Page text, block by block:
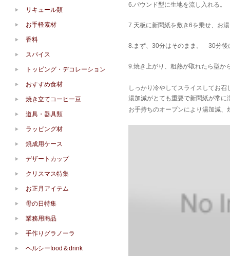
6.パウンド型に生地を流し入れる。
7.天板に新聞紙を敷き6を乗せ、お
8.まず、30分はそのまま。 30分後
9.焼き上がり、粗熱が取れたら型か
しっかり冷やしてスライスしてお召
湯加減がとても重要で新聞紙が常
お手持ちのオーブンにより湯加減
リキュール類
お手軽素材
香料
スパイス
トッピング・デコレーション
おすすめ食材
焼き立てコーヒー豆
道具・器具類
ラッピング材
焼成用ケース
デザートカップ
クリスマス特集
お正月アイテム
母の日特集
業務用商品
手作りグラノーラ
ヘルシーfood＆drink